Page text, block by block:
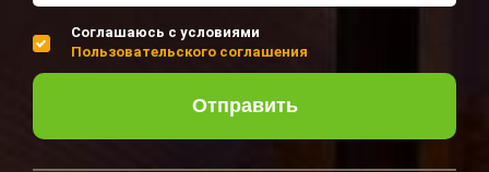
Соглашаюсь с условиями
Пользовательского соглашения
Отправить